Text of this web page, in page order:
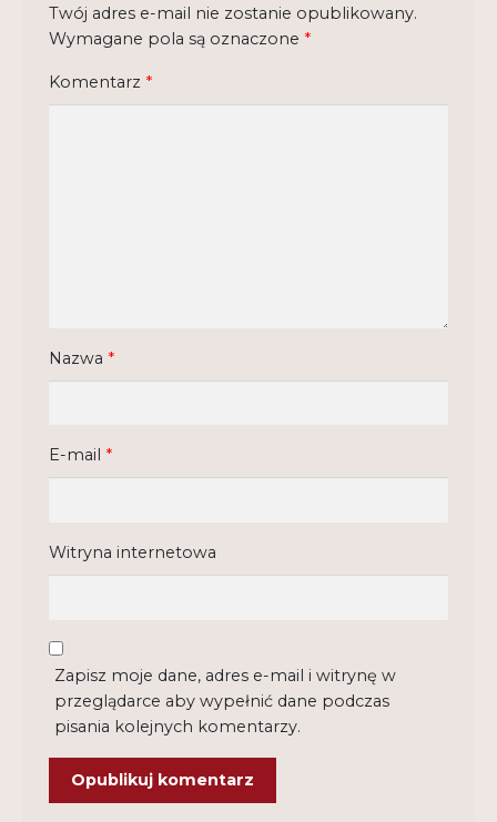
Mistrzowie dydaktyki 2
Twój adres e-mail nie zostanie opublikowany.
Wymagane pola są oznaczone *
Komentarz *
Nazwa *
E-mail *
Witryna internetowa
Zapisz moje dane, adres e-mail i witrynę w
przeglądarce aby wypełnić dane podczas
pisania kolejnych komentarzy.